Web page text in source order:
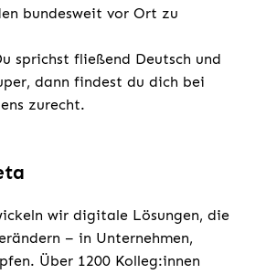
bundesweit vor Ort zu
sprichst fließend Deutsch und
dann findest du dich bei
zurecht.
wir digitale Lösungen, die
– in Unternehmen,
Über 1200 Kolleg:innen